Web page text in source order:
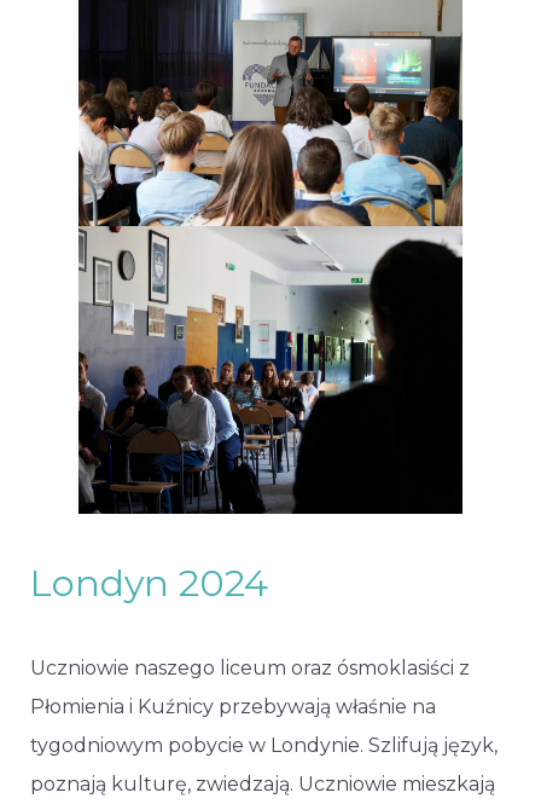
Londyn 2024
Uczniowie naszego liceum oraz ósmoklasiści z
Płomienia i Kuźnicy przebywają właśnie na
tygodniowym pobycie w Londynie. Szlifują język,
poznają kulturę, zwiedzają. Uczniowie mieszkają